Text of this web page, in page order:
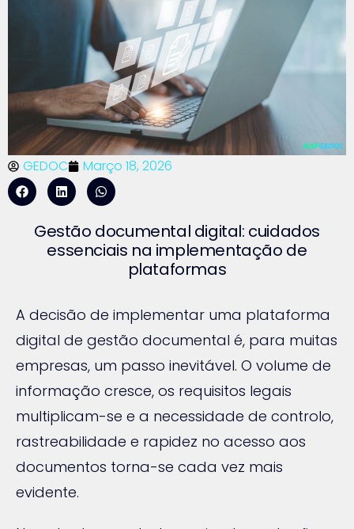
GEDOC Março 18, 2026
Gestão documental digital: cuidados
essenciais na implementação de
plataformas
A decisão de implementar uma plataforma
digital de gestão documental é, para muitas
empresas, um passo inevitável. O volume de
informação cresce, os requisitos legais
multiplicam-se e a necessidade de controlo,
rastreabilidade e rapidez no acesso aos
documentos torna-se cada vez mais
evidente.